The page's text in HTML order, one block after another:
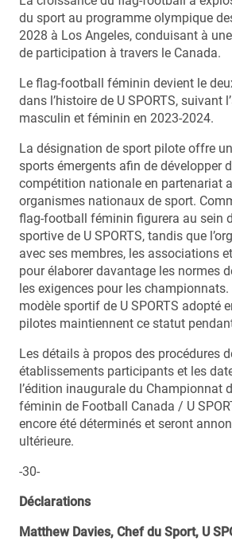
du sport au programme olympique
2028 à Los Angeles, conduisant à
de participation à travers le Canada.
Le flag-football féminin devient le
dans l’histoire de U SPORTS, suivant
masculin et féminin en 2023-2024.
La désignation de sport pilote offre
sports émergents afin de développer
compétition nationale en partenariat
organismes nationaux de sport.
flag-football féminin figurera au sein
sportive de U SPORTS, tandis que
avec ses membres, les associations
pour élaborer davantage les normes
les exigences pour les
modèle sportif de U SPORTS adopté
pilotes maintiennent ce statut
Les détails à propos des procédures
établissements participants et les
l’édition inaugurale du Championnat
féminin de Football Canada / U
encore été déterminés et seront
ultérieure.
-30-
Déclarations
Matthew Davies, Chef du Sport, U